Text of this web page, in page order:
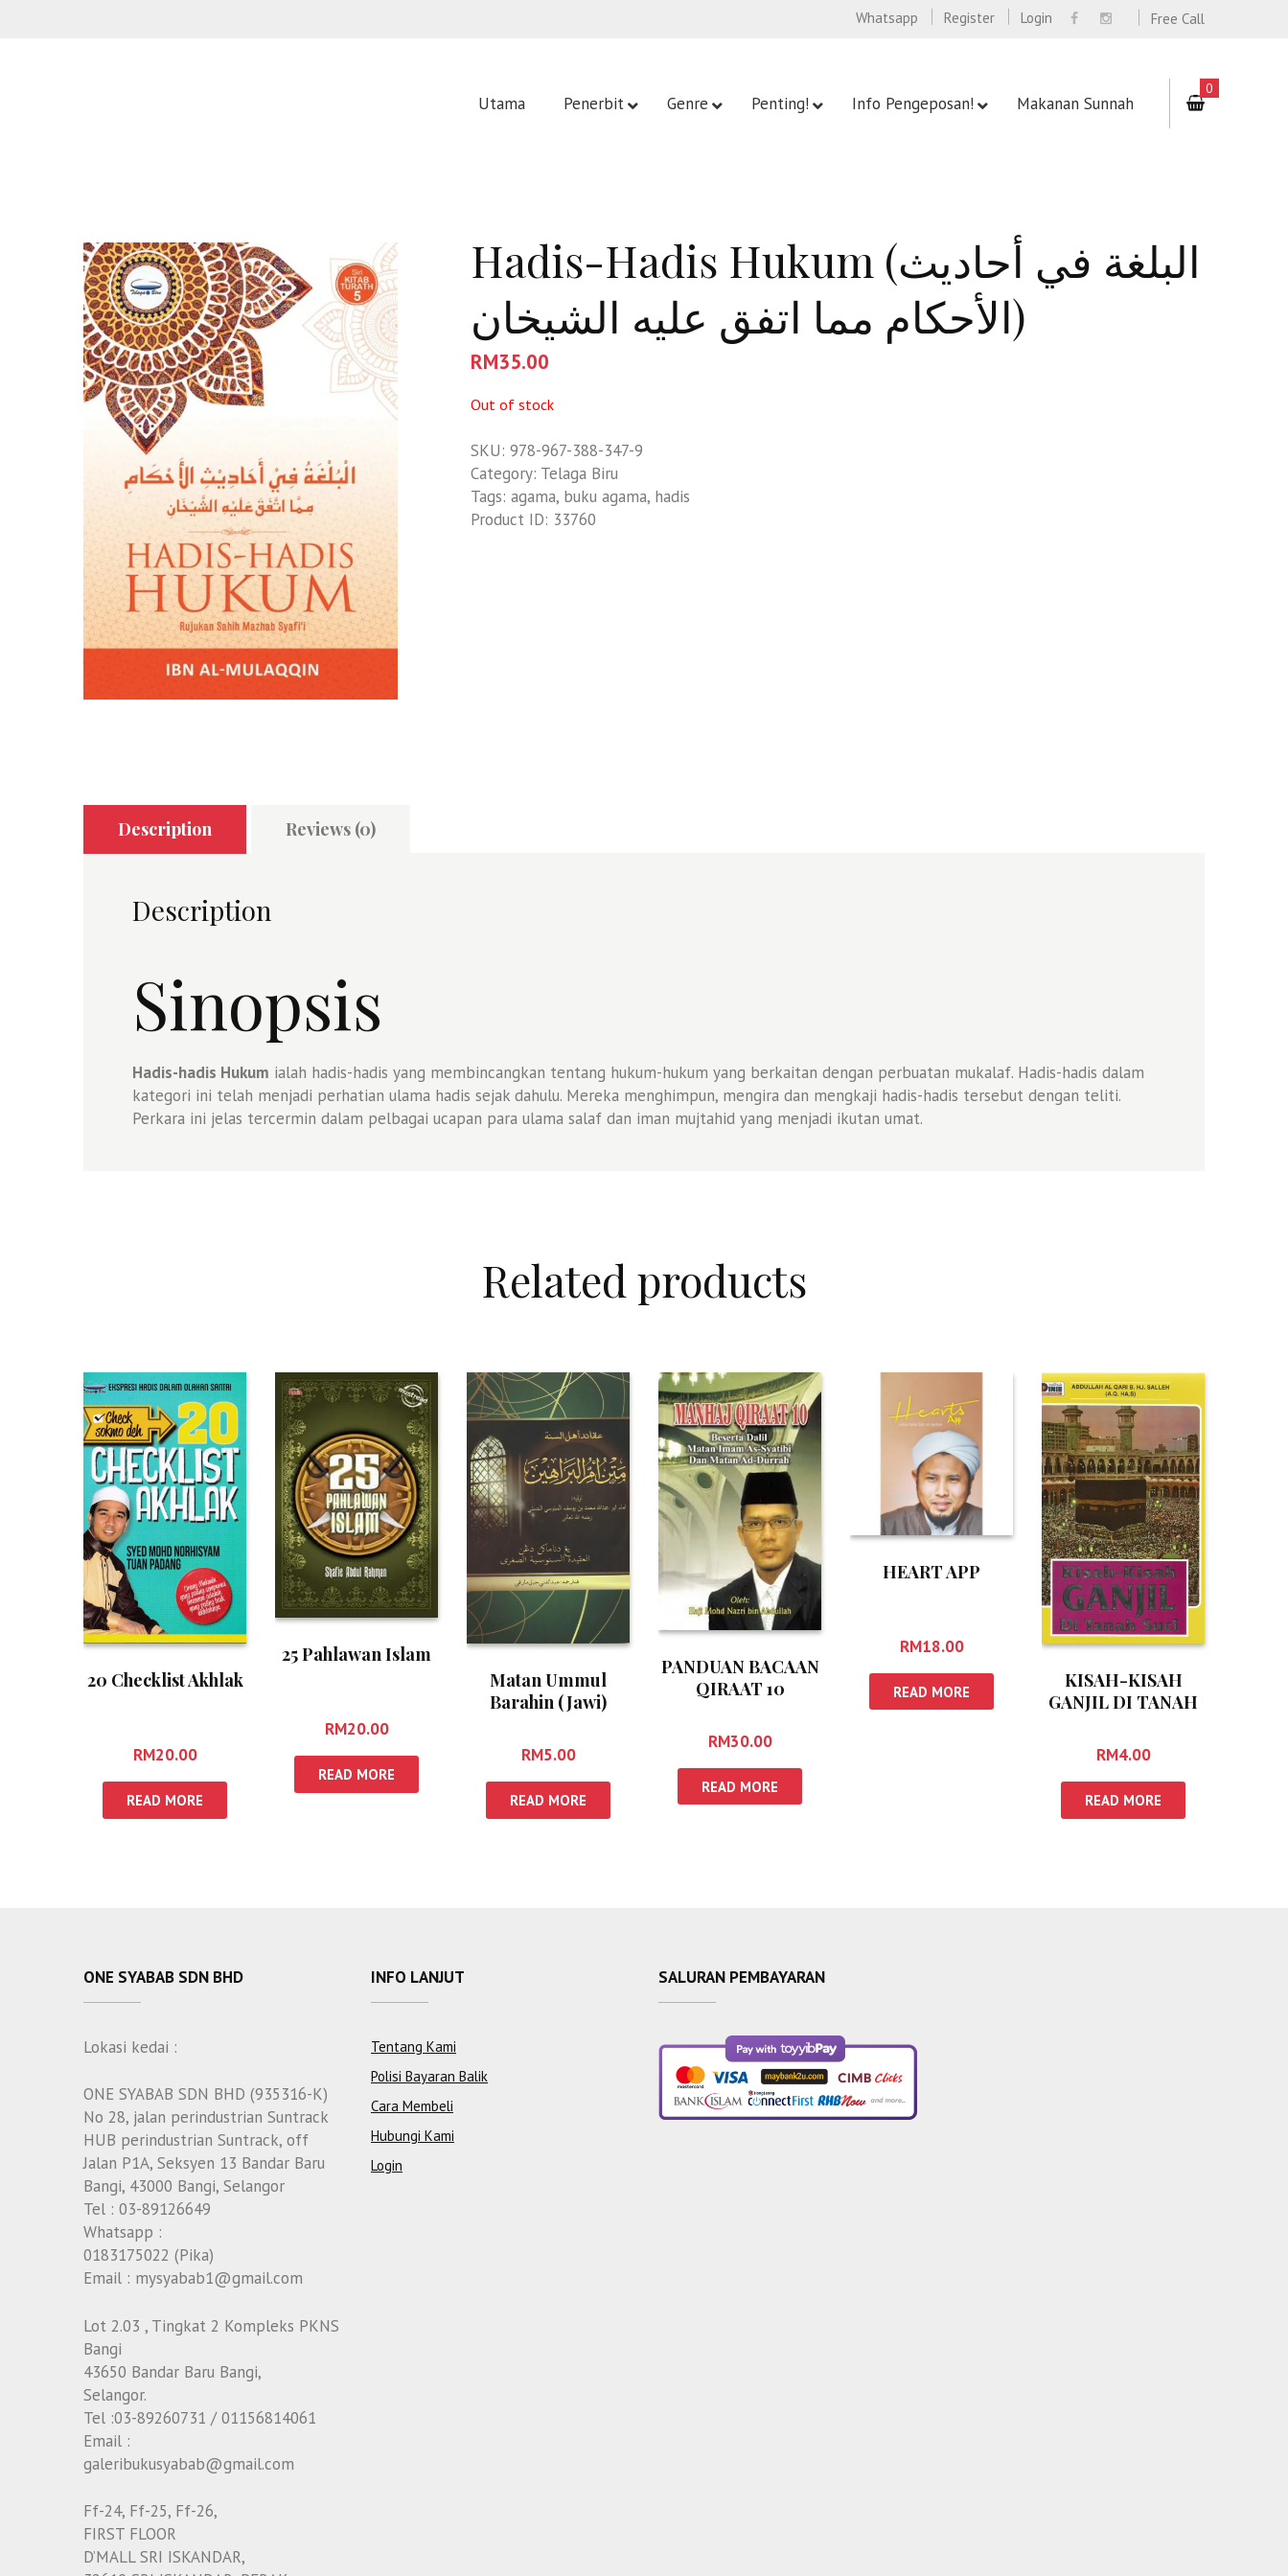
Free Call
Whatsapp Register Login
Utama Penerbit Genre Penting! Info Pengeposan! Makanan Sunnah
0
Hadis-Hadis Hukum (البلغة في أحاديث
الأحكام مما اتفق عليه الشيخان)
RM35.00
Out of stock
SKU: 978-967-388-347-9
Category: Telaga Biru
Tags: agama, buku agama, hadis
Product ID: 33760
Description Reviews (0)
Description
Sinopsis
Hadis-hadis Hukum ialah hadis-hadis yang membincangkan tentang hukum-hukum yang berkaitan dengan perbuatan mukalaf. Hadis-hadis dalam
kategori ini telah menjadi perhatian ulama hadis sejak dahulu. Mereka menghimpun, mengira dan mengkaji hadis-hadis tersebut dengan teliti.
Perkara ini jelas tercermin dalam pelbagai ucapan para ulama salaf dan iman mujtahid yang menjadi ikutan umat.
Related products
20 Checklist Akhlak
RM20.00
READ MORE
25 Pahlawan Islam
RM20.00
READ MORE
Matan Ummul
Barahin (Jawi)
RM5.00
READ MORE
PANDUAN BACAAN
QIRAAT 10
AS SYATIBI DAN
DURRAH
RM30.00
READ MORE
HEART APP
RM18.00
READ MORE
KISAH-KISAH
GANJIL DI TANAH
RM4.00
READ MORE
ONE SYABAB SDN BHD
Lokasi kedai :
ONE SYABAB SDN BHD (935316-K)
No 28, jalan perindustrian Suntrack
HUB perindustrian Suntrack, off
Jalan P1A, Seksyen 13 Bandar Baru
Bangi, 43000 Bangi, Selangor
Tel : 03-89126649
Whatsapp :
0183175022 (Pika)
Email : mysyabab1@gmail.com
Lot 2.03 , Tingkat 2 Kompleks PKNS
Bangi
43650 Bandar Baru Bangi,
Selangor.
Tel :03-89260731 / 01156814061
Email :
galeribukusyabab@gmail.com
Ff-24, Ff-25, Ff-26,
FIRST FLOOR
D’MALL SRI ISKANDAR,
INFO LANJUT
Tentang Kami
Polisi Bayaran Balik
Cara Membeli
Hubungi Kami
Login
SALURAN PEMBAYARAN